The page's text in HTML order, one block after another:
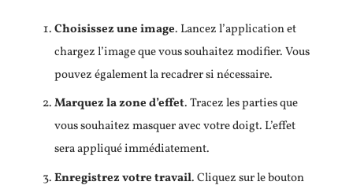
Choisissez une image. Lancez l’application et
chargez l’image que vous souhaitez modifier. Vous
pouvez également la recadrer si nécessaire.
Marquez la zone d’effet. Tracez les parties que
vous souhaitez masquer avec votre doigt. L’effet
sera appliqué immédiatement.
Enregistrez votre travail. Cliquez sur le bouton